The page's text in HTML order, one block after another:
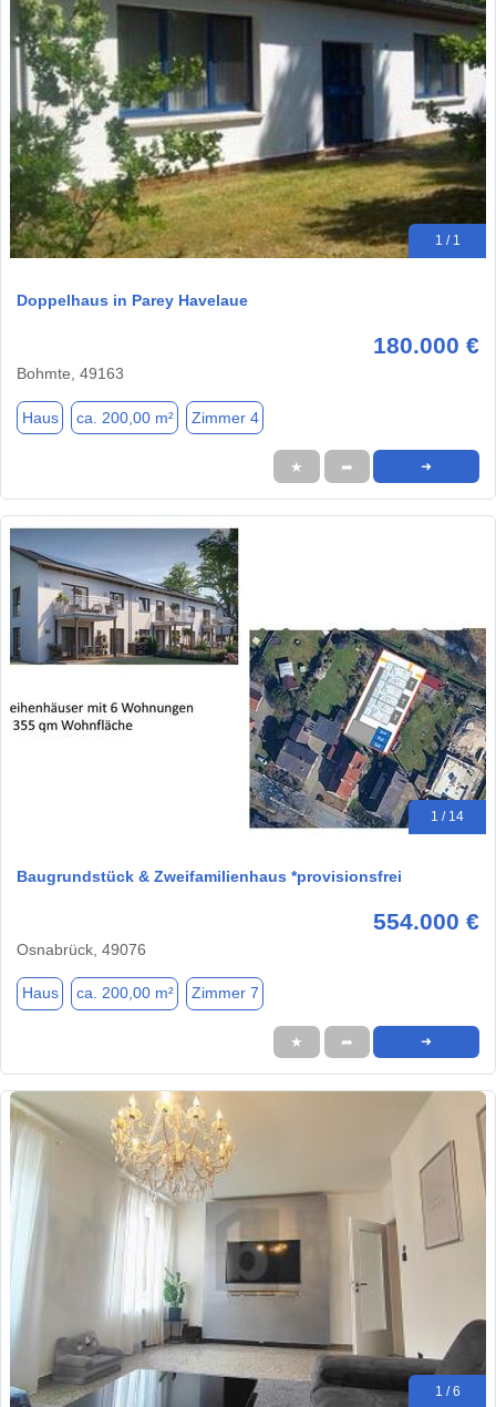
1 / 1
Doppelhaus in Parey Havelaue
180.000 €
Bohmte, 49163
Haus ca. 200,00 m² Zimmer 4
★ ➦ ➜
1 / 14
Baugrundstück & Zweifamilienhaus *provisionsfrei
554.000 €
Osnabrück, 49076
Haus ca. 200,00 m² Zimmer 7
★ ➦ ➜
1 / 6